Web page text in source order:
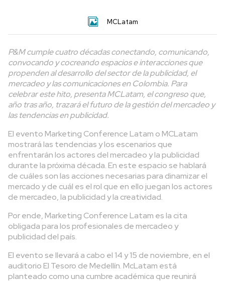
MCLatam
P&M cumple cuatro décadas conectando, comunicando,
convocando y cocreando espacios e interacciones que
propenden al desarrollo del sector de la publicidad, el
mercadeo y las comunicaciones en Colombia. Para
celebrar este hito, presenta MCLatam, el congreso que,
año tras año, trazará el futuro de la gestión del mercadeo y
las tendencias en publicidad.
El evento Marketing Conference Latam o MCLatam
mostrará las tendencias y los escenarios que
enfrentarán los actores del mercadeo y la publicidad
durante la próxima década. En este espacio se hablará
de cuáles son las acciones necesarias para dinamizar el
mercado y de cuál es el rol que en ello juegan los actores
de mercadeo, la publicidad y la creatividad.
Por ende, Marketing Conference Latam es la cita
obligada para los profesionales de mercadeo y
publicidad del país.
El evento se llevará a cabo el 14 y 15 de noviembre, en el
auditorio El Tesoro de Medellín. McLatam está
planteado como una cumbre académica que reunirá